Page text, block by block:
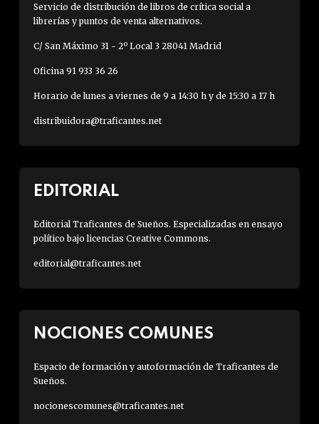
Servicio de distribución de libros de crítica social a
librerías y puntos de venta alternativos.
C/ San Máximo 31 - 2º Local 3 28041 Madrid
Oficina 91 933 36 26
Horario de lunes a viernes de 9 a 14:30 h y de 15:30 a 17 h
distribuidora@traficantes.net
EDITORIAL
Editorial Traficantes de Sueños. Especializadas en ensayo
político bajo licencias Creative Commons.
editorial@traficantes.net
NOCIONES COMUNES
Espacio de formación y autoformación de Traficantes de
Sueños.
nocionescomunes@traficantes.net